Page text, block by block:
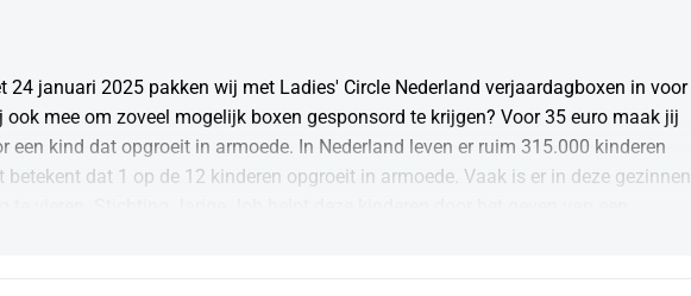
24 januari 2025 pakken wij met Ladies' Circle Nederland verjaardagboxen in voor
mee om zoveel mogelijk boxen gesponsord te krijgen? Voor 35 euro maak jij
een kind dat opgroeit in armoede. In Nederland leven er ruim 315.000 kinderen
betekent dat 1 op de 12 kinderen opgroeit in armoede. Vaak is er in deze gezinnen
zit alles wat nodig is voor een echte verjaardag, thuis én op school. De